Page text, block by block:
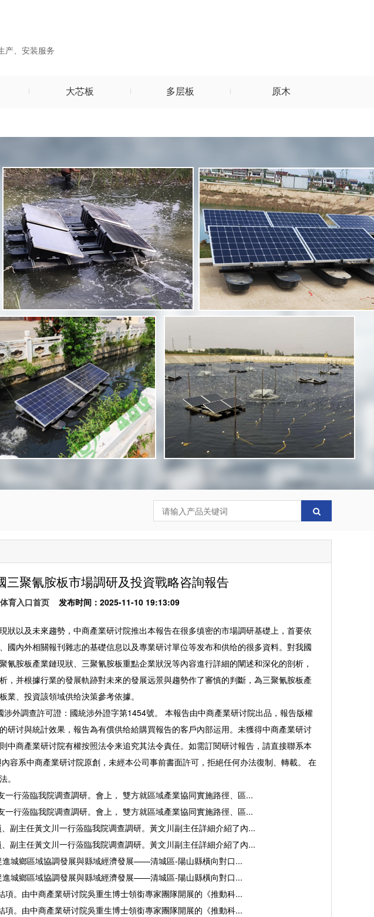
产、安装服务
大芯板 多层板 原木
三聚氰胺板市場調研及投資戰略咨詢報告
育入口首页发布时间：2025-11-10 19:13:09
以及未來趨勢，中商產業研讨院推出本報告在很多缜密的市場調研基礎上，首要依
國內外相關報刊雜志的基礎信息以及專業研讨單位等发布和供给的很多資料。對我國
胺板產業鏈現狀、三聚氰胺板重點企業狀況等內容進行詳細的闡述和深化的剖析，
，并根據行業的發展軌跡對未來的發展远景與趨勢作了審慎的判斷，為三聚氰胺板產
、投資該領域供给決策參考依據。
調查許可證：國統涉外證字第1454號。 本報告由中商產業研讨院出品，報告版權
研讨與統計效果，報告為有償供给給購買報告的客戶內部运用。未獲得中商產業研讨
中商產業研讨院有權按照法令来追究其法令責任。如需訂閱研讨報告，請直接聯系本
容系中商產業研讨院原創，未經本公司事前書面許可，拒絕任何办法復制、轉載。 在
。
行蒞臨我院调查調研。會上， 雙方就區域產業協同實施路徑、區...
行蒞臨我院调查調研。會上， 雙方就區域產業協同實施路徑、區...
主任黃文川一行蒞臨我院调查調研。黃文川副主任詳細介紹了內...
主任黃文川一行蒞臨我院调查調研。黃文川副主任詳細介紹了內...
城鄉區域協調發展與縣域經濟發展——清城區-陽山縣橫向對口...
城鄉區域協調發展與縣域經濟發展——清城區-陽山縣橫向對口...
。由中商產業研讨院吳重生博士領銜專家團隊開展的《推動科...
。由中商產業研讨院吳重生博士領銜專家團隊開展的《推動科...